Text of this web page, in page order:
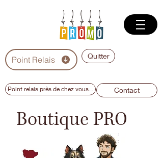
Point Relais Quitter
Point relais près de chez vous... Contact
Boutique PRO